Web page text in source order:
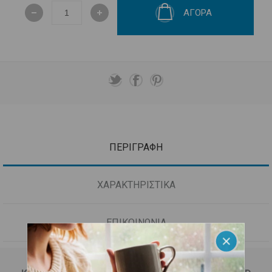
ΑΓΟΡΑ
ΠΕΡΙΓΡΑΦΗ
ΧΑΡΑΚΤΗΡΙΣΤΙΚΑ
ΕΠΙΚΟΙΝΩΝΙΑ